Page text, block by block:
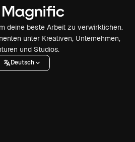
deine beste Arbeit zu verwirklichen.
unter Kreativen, Unternehmen,
und Studios.
Deutsch